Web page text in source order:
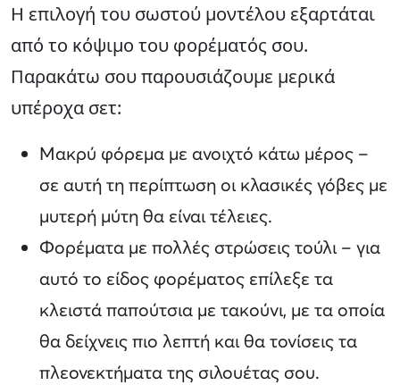
Η επιλογή του σωστού μοντέλου εξαρτάται
από το κόψιμο του φορέματός σου.
Παρακάτω σου παρουσιάζουμε μερικά
υπέροχα σετ:
Μακρύ φόρεμα με ανοιχτό κάτω μέρος –
σε αυτή τη περίπτωση οι κλασικές γόβες με
μυτερή μύτη θα είναι τέλειες.
Φορέματα με πολλές στρώσεις τούλι – για
αυτό το είδος φορέματος επίλεξε τα
κλειστά παπούτσια με τακούνι, με τα οποία
θα δείχνεις πιο λεπτή και θα τονίσεις τα
πλεονεκτήματα της σιλουέτας σου.